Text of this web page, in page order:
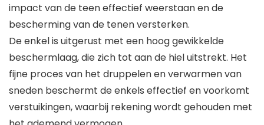
impact van de teen effectief weerstaan en de
bescherming van de tenen versterken.
De enkel is uitgerust met een hoog gewikkelde
beschermlaag, die zich tot aan de hiel uitstrekt. Het
fijne proces van het druppelen en verwarmen van
sneden beschermt de enkels effectief en voorkomt
verstuikingen, waarbij rekening wordt gehouden met